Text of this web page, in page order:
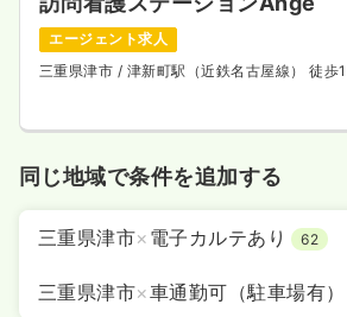
エージェント求人
三重県津市 / 津新町駅（近鉄名古屋線） 徒歩
同じ地域で条件を追加する
三重県津市× 電子カルテあり 62
三重県津市×車通勤可（駐車場有）